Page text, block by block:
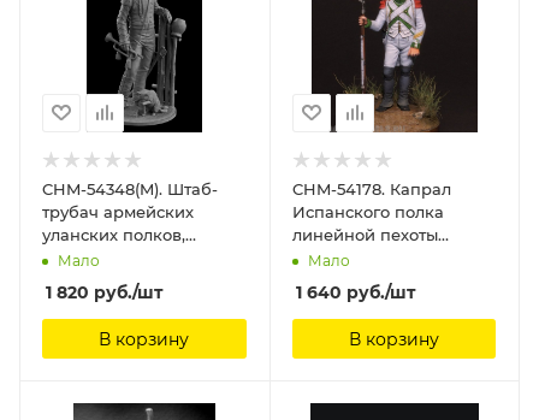
CHM-54348(M). Штаб-
трубач армейских
уланских полков,
Россия 1812-14 гг. 54 мм.
Материал -белый
металл. Chronos
Miniatures, 54мм
Мало
1 820 руб./шт
В корзину
CHM-54178. Капрал
Испанского полка
линейной пехоты
Жозеф Наполеон, 1809-
12 гг. 54 мм. Материал -
смола. Chronos
Miniatures,
Мало
1 640 руб./шт
В корзину